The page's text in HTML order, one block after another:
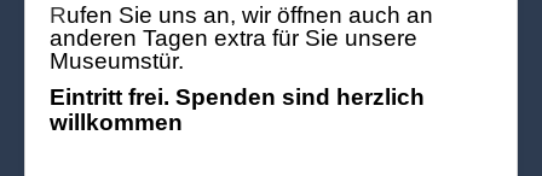
Rufen Sie uns an, wir öffnen auch an
anderen Tagen extra für Sie unsere
Museumstür.
Eintritt frei. Spenden sind herzlich
willkommen